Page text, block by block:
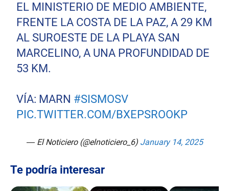
EL MINISTERIO DE MEDIO AMBIENTE,
FRENTE LA COSTA DE LA PAZ, A 29 KM
AL SUROESTE DE LA PLAYA SAN
MARCELINO, A UNA PROFUNDIDAD DE
53 KM.
VÍA: MARN #SISMOSV
PIC.TWITTER.COM/BXEPSROOKP
— El Noticiero (@elnoticiero_6) January 14, 2025
Te podría interesar